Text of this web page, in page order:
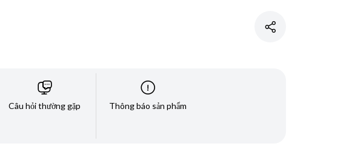
Câu hỏi thường gặp Thông báo sản phẩm